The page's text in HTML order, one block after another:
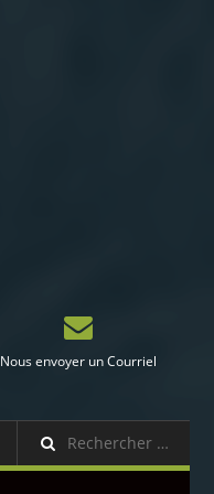
Nous envoyer un Courriel